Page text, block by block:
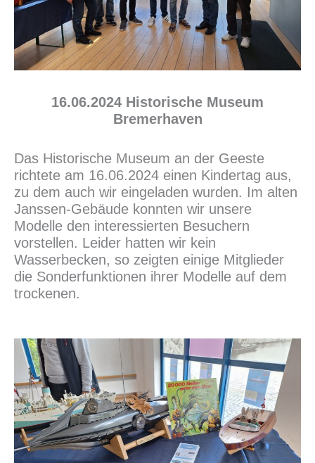
16.06.2024 Historische Museum
Bremerhaven
Das Historische Museum an der Geeste
richtete am 16.06.2024 einen Kindertag aus,
zu dem auch wir eingeladen wurden. Im alten
Janssen-Gebäude konnten wir unsere
Modelle den interessierten Besuchern
vorstellen. Leider hatten wir kein
Wasserbecken, so zeigten einige Mitglieder
die Sonderfunktionen ihrer Modelle auf dem
trockenen.